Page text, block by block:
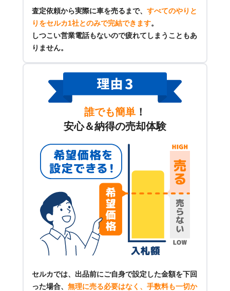
査定依頼から実際に車を売るまで、 すべてのやりと
りをセルカ1社とのみで完結できます。
しつこい営業電話もないので疲れてしまうこともあ
りません。
誰でも簡単 ！
安心＆納得の売却体験
セルカでは、出品前にご自身で設定した金額を下回
った場合、 無理に売る必要はなく、手数料も一切か